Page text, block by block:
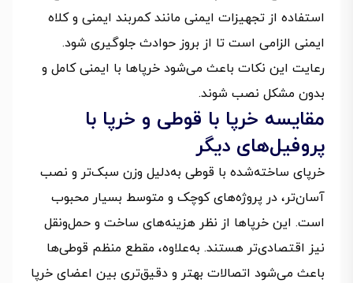
استفاده از تجهیزات ایمنی مانند کمربند ایمنی و کلاه
ایمنی الزامی است تا از بروز حوادث جلوگیری شود.
رعایت این نکات باعث می‌شود خرپاها با ایمنی کامل و
بدون مشکل نصب شوند.
مقایسه خرپا با قوطی و خرپا با
پروفیل‌های دیگر
خرپای ساخته‌شده با قوطی به‌دلیل وزن سبک‌تر و نصب
آسان‌تر، در پروژه‌های کوچک و متوسط بسیار محبوب
است. این خرپاها از نظر هزینه‌های ساخت و حمل‌ونقل
نیز اقتصادی‌تر هستند. به‌علاوه، مقطع منظم قوطی‌ها
باعث می‌شود اتصالات بهتر و دقیق‌تری بین اعضای خرپا